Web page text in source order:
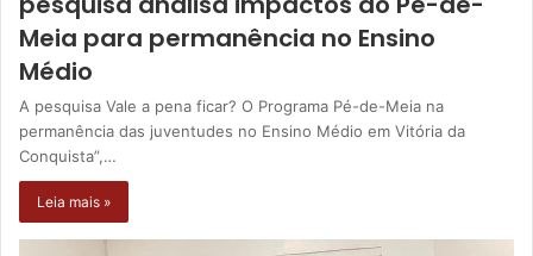
Meia para permanência no Ensino
Médio
A pesquisa Vale a pena ficar? O Programa Pé-de-Meia na
permanência das juventudes no Ensino Médio em Vitória da
Conquista”,…
Leia mais »